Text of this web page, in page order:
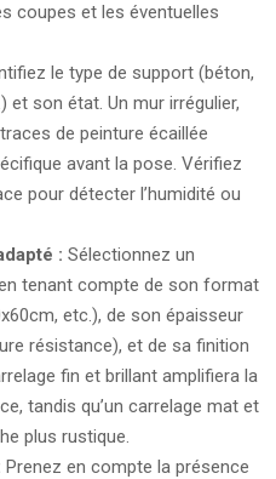
coupes et les éventuelles
le type de support (béton,
et son état. Un mur irrégulier,
de peinture écaillée
avant la pose. Vérifiez
pour détecter l’humidité ou
: Sélectionnez un
tenant compte de son format
etc.), de son épaisseur
résistance), et de sa finition
fin et brillant amplifiera la
tandis qu’un carrelage mat et
plus rustique.
Prenez en compte la présence